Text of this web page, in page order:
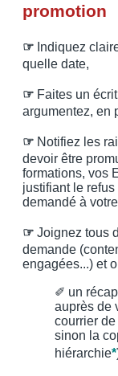
promotion
☞ Indiquez
quelle date,
☞ Faites un
argumentez, en
☞ Notifiez les
devoir être
formations, vos
justifiant le
demandé à
☞ Joignez tous
demande
engagées...) et
✐ un
auprès de
courrier de
sinon la
hiérarchie*